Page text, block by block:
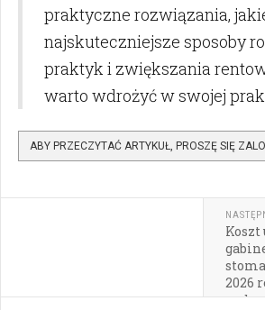
praktyczne rozwiązania,
najskuteczniejsze sposoby
praktyk i zwiększania
warto wdrożyć w swojej
ABY PRZECZYTAĆ ARTYKUŁ, PROSZĘ SIĘ
2026